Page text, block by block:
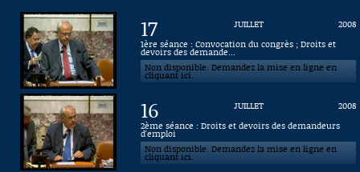
À LA DEMANDE
RECHERCHE
AIDE À LA DÉCOUPE
DE VIDÉOS
Questions au Gouvernement
Commissions
Présidence
Évènements
Connaissance, Histoire
17 JUILLET
2008
1ère séance : Convocation du congrès ; Droits et
devoirs des demande...
Non disponible. Demandez la mise en ligne en
cliquant ici.
16 JUILLET
2008
2ème séance : Droits et devoirs des demandeurs
d'emploi
Non disponible. Demandez la mise en ligne en
cliquant ici.